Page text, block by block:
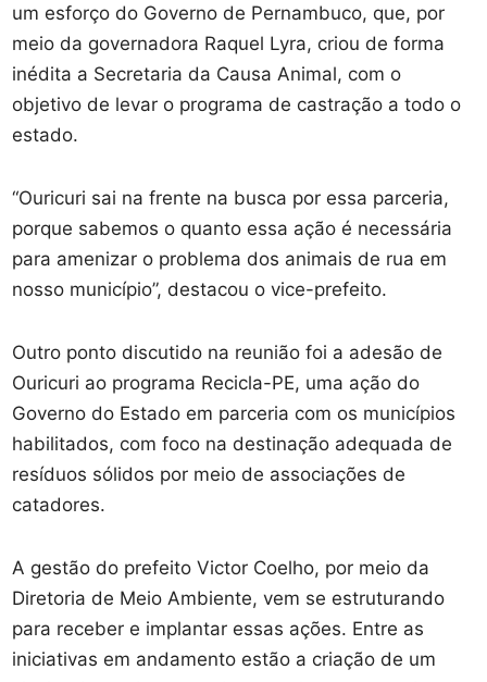
um esforço do Governo de Pernambuco, que, por
meio da governadora Raquel Lyra, criou de forma
inédita a Secretaria da Causa Animal, com o
objetivo de levar o programa de castração a todo o
estado.
“Ouricuri sai na frente na busca por essa parceria,
porque sabemos o quanto essa ação é necessária
para amenizar o problema dos animais de rua em
nosso município”, destacou o vice-prefeito.
Outro ponto discutido na reunião foi a adesão de
Ouricuri ao programa Recicla-PE, uma ação do
Governo do Estado em parceria com os municípios
habilitados, com foco na destinação adequada de
resíduos sólidos por meio de associações de
catadores.
A gestão do prefeito Victor Coelho, por meio da
Diretoria de Meio Ambiente, vem se estruturando
para receber e implantar essas ações. Entre as
iniciativas em andamento estão a criação de um